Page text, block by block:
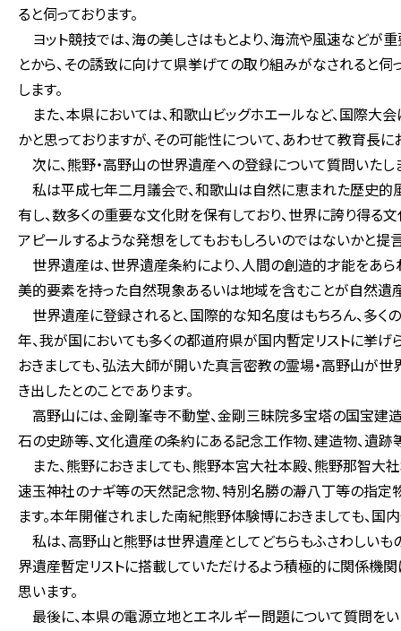
ると伺っております。
ヨット競技では、海の美しさはもとより、海流や風速などが
とから、その誘致に向けて県挙げての取り組みがなされると
します。
また、本県においては、和歌山ビッグホエールなど、国際大
かと思っておりますが、その可能性について、あわせて教育長に
次に、熊野・高野山の世界遺産への登録について質問いたし
私は平成七年二月議会で、和歌山は自然に恵まれた歴史的
有し、数多くの重要な文化財を保有しており、世界に誇り得る
アピールするような発想をしてもおもしろいのではないかと提
世界遺産は、世界遺産条約により、人間の創造的才能をあ
美的要素を持った自然現象あるいは地域を含むことが自然遺
世界遺産に登録されると、国際的な知名度はもちろん、多く
年、我が国においても多くの都道府県が国内暫定リストに挙
おきましても、弘法大師が開いた真言密教の霊場・高野山が
き出したとのことであります。
高野山には、金剛峯寺不動堂、金剛三昧院多宝塔の国宝建
石の史跡等、文化遺産の条約にある記念工作物、建造物、遺跡
また、熊野におきましても、熊野本宮大社本殿、熊野那智
速玉神社のナギ等の天然記念物、特別名勝の瀞八丁等の指定
ます。本年開催されました南紀熊野体験博におきましても、国
私は、高野山と熊野は世界遺産としてどちらもふさわしいも
界遺産暫定リストに搭載していただけるよう積極的に関係機
思います。
最後に、本県の電源立地とエネルギー問題について質問をい